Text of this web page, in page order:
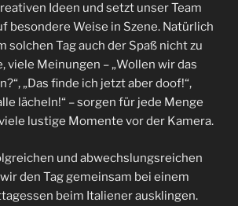
Ideen und setzt unser Team
besondere Weise in Szene. Natürlich
solchen Tag auch der Spaß nicht zu
viele Meinungen – „Wollen wir das
„Das finde ich jetzt aber doof!“,
lächeln!“ – sorgen für jede Menge
lustige Momente vor der Kamera.
und abwechslungsreichen
den Tag gemeinsam bei einem
beim Italiener ausklingen.